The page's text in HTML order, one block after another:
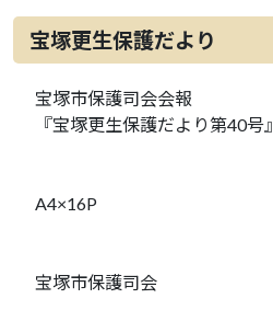
宝塚更生保護だより
宝塚市保護司会会報
『宝塚更生保護だより第40号』
A4×16P
宝塚市保護司会